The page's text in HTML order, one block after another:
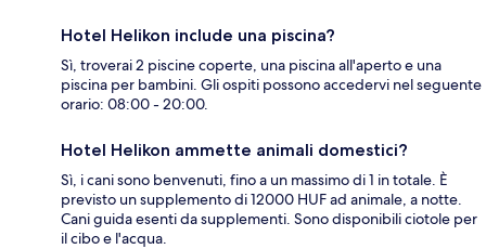
Hotel Helikon include una piscina?
Sì, troverai 2 piscine coperte, una piscina all'aperto e una
piscina per bambini. Gli ospiti possono accedervi nel seguente
orario: 08:00 - 20:00.
Hotel Helikon ammette animali domestici?
Sì, i cani sono benvenuti, fino a un massimo di 1 in totale. È
previsto un supplemento di 12000 HUF ad animale, a notte.
Cani guida esenti da supplementi. Sono disponibili ciotole per
il cibo e l'acqua.